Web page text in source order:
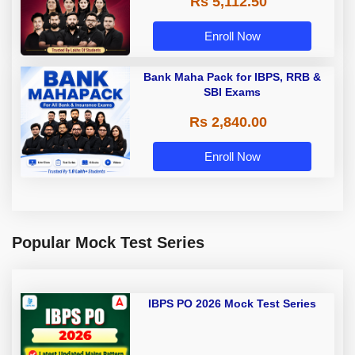
Enroll Now
Bank Maha Pack for IBPS, RRB &
SBI Exams
Rs 2,840.00
Enroll Now
Popular Mock Test Series
IBPS PO 2026 Mock Test Series